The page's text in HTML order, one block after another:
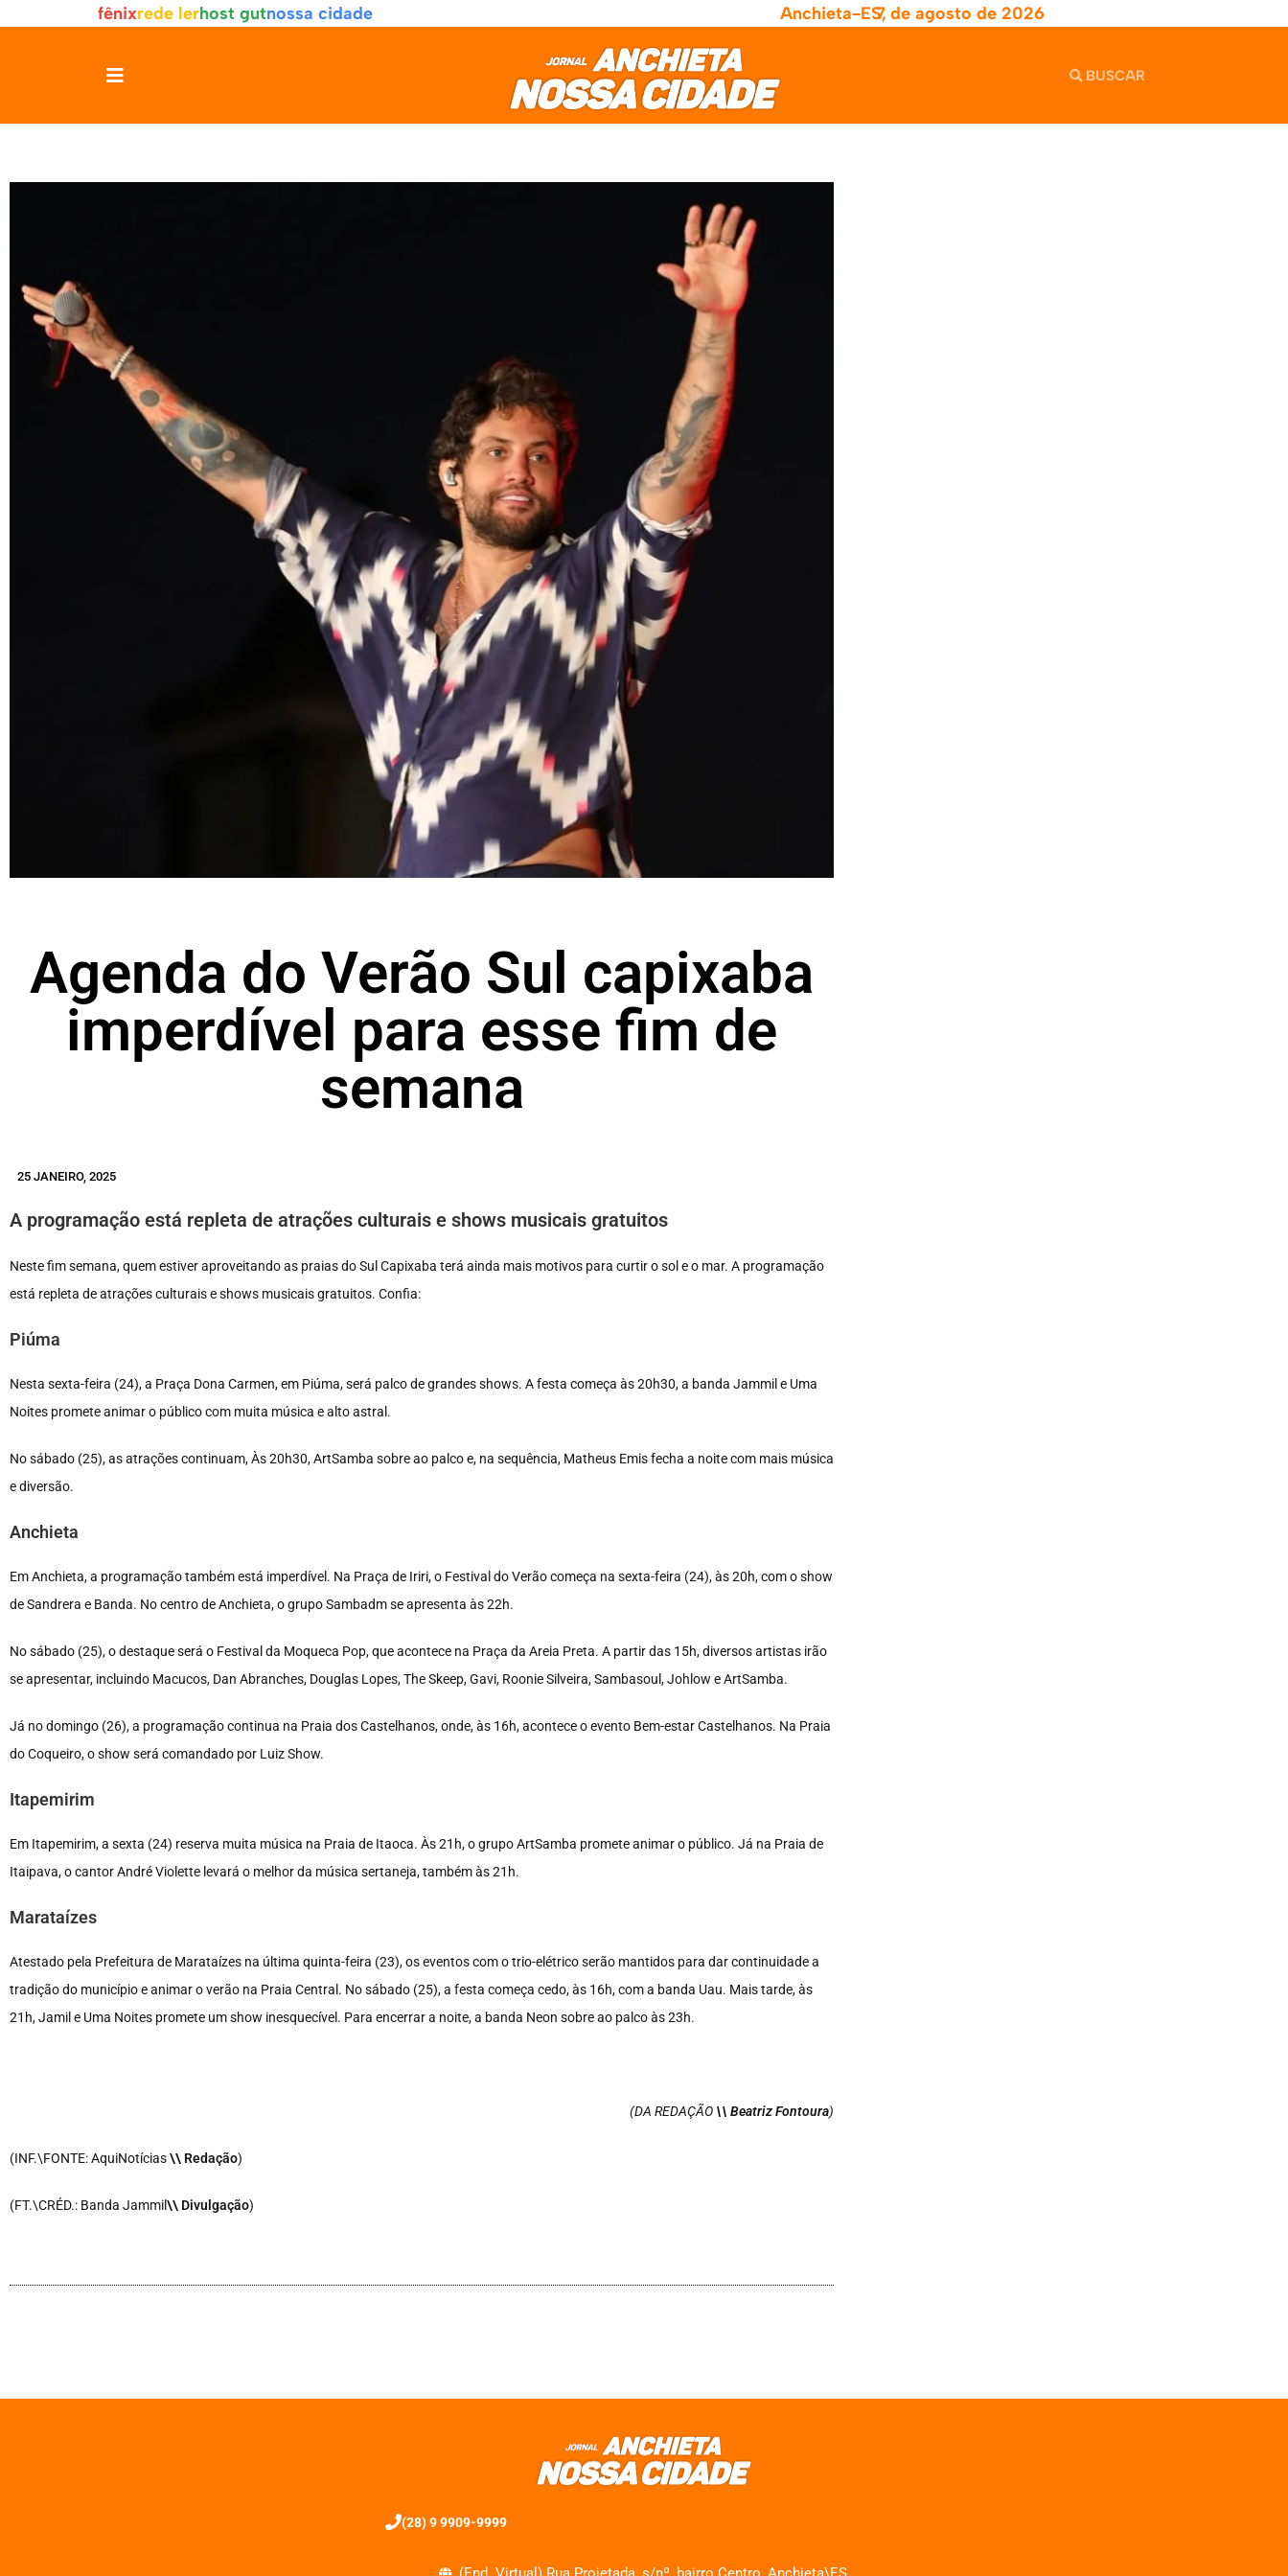
fênixrede lerhost gutnossa cidade Anchieta-ES,7 de agosto de 2026
Agenda do Verão Sul capixaba
imperdível para esse fim de
semana
25 JANEIRO, 2025
A programação está repleta de atrações culturais e shows musicais gratuitos
Neste fim semana, quem estiver aproveitando as praias do Sul Capixaba terá ainda mais motivos para curtir o sol e o mar. A programação
está repleta de atrações culturais e shows musicais gratuitos. Confia:
Piúma
Nesta sexta-feira (24), a Praça Dona Carmen, em Piúma, será palco de grandes shows. A festa começa às 20h30, a banda Jammil e Uma
Noites promete animar o público com muita música e alto astral.
No sábado (25), as atrações continuam, Às 20h30, ArtSamba sobre ao palco e, na sequência, Matheus Emis fecha a noite com mais música
e diversão.
Anchieta
Em Anchieta, a programação também está imperdível. Na Praça de Iriri, o Festival do Verão começa na sexta-feira (24), às 20h, com o show
de Sandrera e Banda. No centro de Anchieta, o grupo Sambadm se apresenta às 22h.
No sábado (25), o destaque será o Festival da Moqueca Pop, que acontece na Praça da Areia Preta. A partir das 15h, diversos artistas irão
se apresentar, incluindo Macucos, Dan Abranches, Douglas Lopes, The Skeep, Gavi, Roonie Silveira, Sambasoul, Johlow e ArtSamba.
Já no domingo (26), a programação continua na Praia dos Castelhanos, onde, às 16h, acontece o evento Bem-estar Castelhanos. Na Praia
do Coqueiro, o show será comandado por Luiz Show.
Itapemirim
Em Itapemirim, a sexta (24) reserva muita música na Praia de Itaoca. Às 21h, o grupo ArtSamba promete animar o público. Já na Praia de
Itaipava, o cantor André Violette levará o melhor da música sertaneja, também às 21h.
Marataízes
Atestado pela Prefeitura de Marataízes na última quinta-feira (23), os eventos com o trio-elétrico serão mantidos para dar continuidade a
tradição do município e animar o verão na Praia Central. No sábado (25), a festa começa cedo, às 16h, com a banda Uau. Mais tarde, às
21h, Jamil e Uma Noites promete um show inesquecível. Para encerrar a noite, a banda Neon sobre ao palco às 23h.
(DA REDAÇÃO \\ Beatriz Fontoura)
(INF.\FONTE: AquiNotícias\\ Redação)
(FT.\CRÉD.: Banda Jammil\\ Divulgação)
(28) 9 9909-9999